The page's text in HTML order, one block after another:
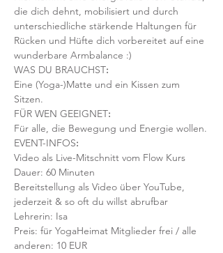
die dich dehnt, mobilisiert und durch
unterschiedliche stärkende Haltungen für
Rücken und Hüfte dich vorbereitet auf eine
wunderbare Armbalance :)
WAS DU BRAUCHST:
Eine (Yoga-)Matte und ein Kissen zum
Sitzen.
FÜR WEN GEEIGNET:
Für alle, die Bewegung und Energie wollen.
EVENT-INFOS:
Video als Live-Mitschnitt vom Flow Kurs
Dauer: 60 Minuten
Bereitstellung als Video über YouTube,
jederzeit & so oft du willst abrufbar
Lehrerin: Isa
Preis: für YogaHeimat Mitglieder frei / alle
anderen: 10 EUR